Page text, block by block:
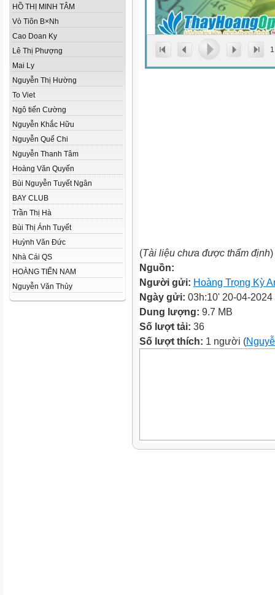
HỒ THỊ MINH TÂM
Vò Tiõn B×Nh
Cao Doan Ky
Lê Thị Phượng
Mai Ly
Nguyễn Thị Hường
To Viet
Ngô tiến Cường
Nguyễn Khắc Hữu
Nguyễn Quế Chi
Nguyễn Thanh Tâm
Hoàng Văn Quyến
Bùi Nguyễn Tuyết Ngân
BAY CLUB
Trần Thị Hà
Bùi Thị Ánh Tuyết
Huỳnh Văn Đức
Nhà Cái QS
HOÀNG TIẾN NAM
Nguyễn Văn Thủy
1
(Tài liệu chưa được thẩm định)
Nguồn:
Người gửi: Hoàng Trọng Kỳ
Ngày gửi: 03h:10' 20-04-2024
Dung lượng: 9.7 MB
Số lượt tải: 36
Số lượt thích: 1 người (